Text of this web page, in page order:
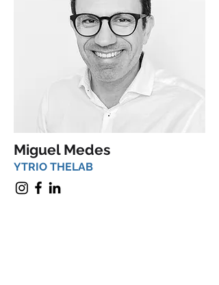
Miguel Medes
YTRIO THELAB